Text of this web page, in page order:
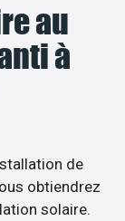
au
à
de
obtiendrez
solaire.